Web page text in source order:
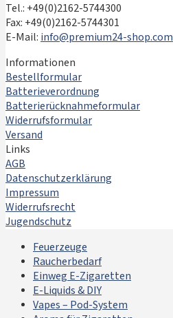
Tel.: +49(0)2162-5744300
Fax: +49(0)2162-5744301
E-Mail: info@premium24-shop.com
Informationen
Bestellformular
Batterieverordnung
Batterierücknahmeformular
Widerrufsformular
Versand
Links
AGB
Datenschutzerklärung
Impressum
Widerrufsrecht
Jugendschutz
Feuerzeuge
Raucherbedarf
Einweg E-Zigaretten
E-Liquids & DIY
Vapes – Pod-System